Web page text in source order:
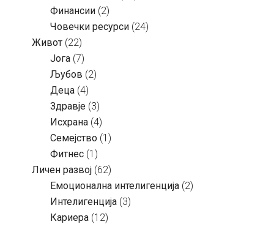
Финансии (2)
Човечки ресурси (24)
Живот (22)
Јога (7)
Љубов (2)
Деца (4)
Здравје (3)
Исхрана (4)
Семејство (1)
Фитнес (1)
Личен развој (62)
Емоционална интелигенција (2)
Интелигенција (3)
Кариера (12)